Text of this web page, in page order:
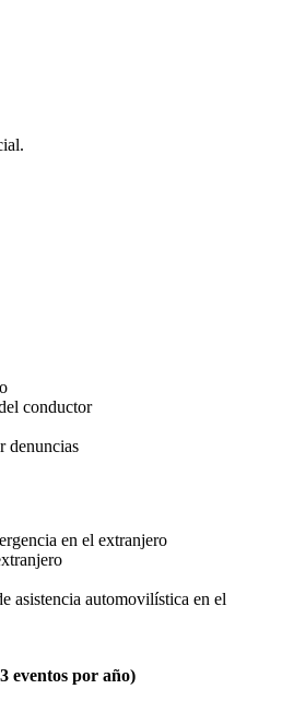
conductor
denuncias
en el extranjero
asistencia automovilística en el
eventos por año)